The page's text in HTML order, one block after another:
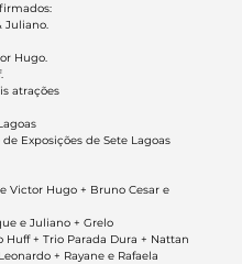
Juliano.
Hugo.
atrações
Exposições de Sete Lagoas
Victor Hugo + Bruno Cesar e
e Juliano + Grelo
Huff + Trio Parada Dura + Nattan
+ Rayane e Rafaela